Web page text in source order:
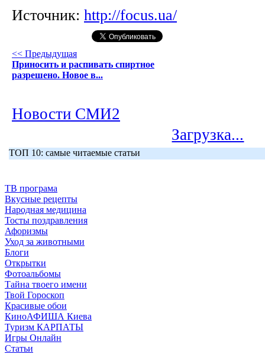
Источник: http://focus.ua/
<< Предыдущая
Приносить и распивать спиртное
разрешено. Новое в...
Новости СМИ2
Загрузка...
ТОП 10: самые читаемые статьи
ТВ програма
Вкусные рецепты
Народная медицина
Тосты поздравления
Афоризмы
Уход за животными
Блоги
Открытки
Фотоальбомы
Тайна твоего имени
Твой Гороскоп
Красивые обои
КиноАФИША Киева
Туризм КАРПАТЫ
Игры Онлайн
Статьи